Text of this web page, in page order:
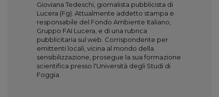
Gioviana Tedeschi, giornalista pubblicista di
Lucera (Fg). Attualmente addetto stampa e
responsabile del Fondo Ambiente Italiano,
Gruppo FAI Lucera, e di una rubrica
pubblicitaria sul web. Corrispondente per
emittenti locali, vicina al mondo della
sensibilizzazione, prosegue la sua formazione
scientifica presso l'Università degli Studi di
Foggia.